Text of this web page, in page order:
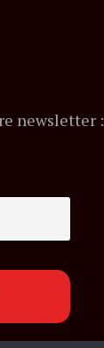
newsletter :